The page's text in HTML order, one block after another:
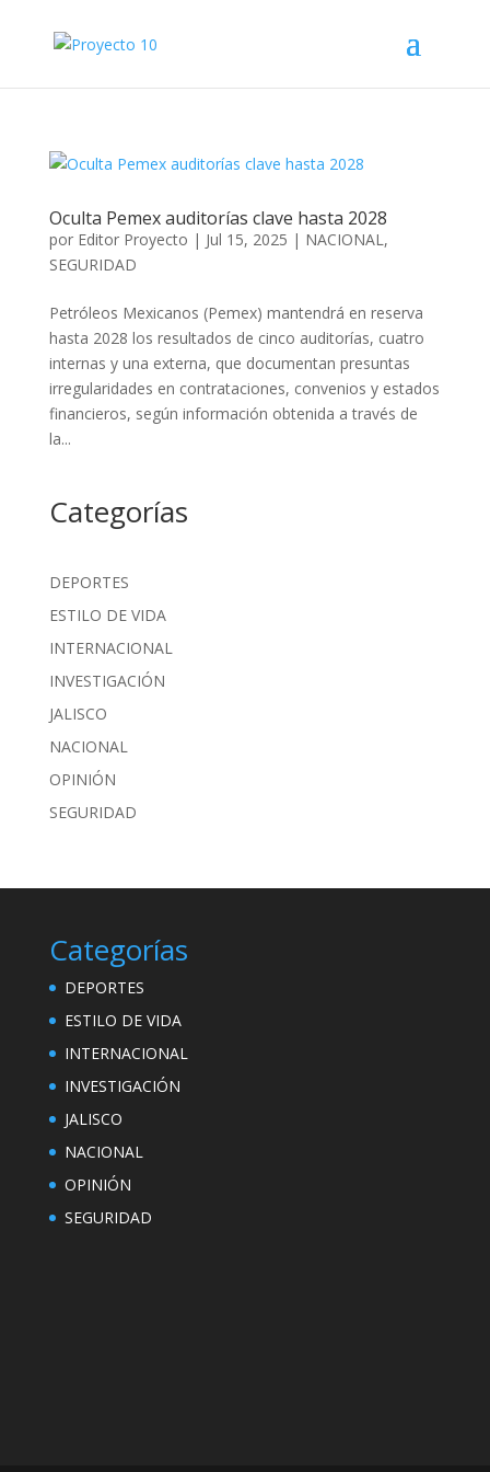
Oculta Pemex auditorías clave hasta 2028
por Editor Proyecto | Jul 15, 2025 | NACIONAL,
SEGURIDAD
Petróleos Mexicanos (Pemex) mantendrá en reserva
hasta 2028 los resultados de cinco auditorías, cuatro
internas y una externa, que documentan presuntas
irregularidades en contrataciones, convenios y estados
financieros, según información obtenida a través de
la...
Categorías
DEPORTES
ESTILO DE VIDA
INTERNACIONAL
INVESTIGACIÓN
JALISCO
NACIONAL
OPINIÓN
SEGURIDAD
Categorías
DEPORTES
ESTILO DE VIDA
INTERNACIONAL
INVESTIGACIÓN
JALISCO
NACIONAL
OPINIÓN
SEGURIDAD